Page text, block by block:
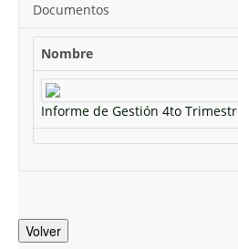
Documentos
Nombre
Informe de Gestión 4to
Volver